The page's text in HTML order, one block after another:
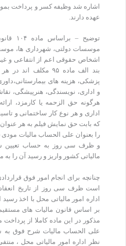
اشاره شد وظیفه کسر و پرداخت
عهده دارند.
توضیح
موسسات دولتی، شهرداری ها،
اشخاص حقوقی اعم از انتفاعی و
بند الف ماده ۹۵ مکلف
پزشکی، هزینه های
و اداری، نویسندگی، هنرپیشگی،
هرگونه حق الزحمه یا کارمزد،
اداری و هر نوع کار ساختمانی و
را بعنوان علی الحساب مالیات
و ظرف سی روز به حساب تعیین
مالیاتی کشور واریز و رسید آن را به
چنانچه برای انجام امور فوق
است ظرف سی روز از تاریخ
اداره امور مالیاتی محل با اخذ
بر اساس قانون مالیات های
مذکور در این ماده کاملا از
علی الحساب مالیات شرح فوق
نظر اداره امور مالیاتی محل ،